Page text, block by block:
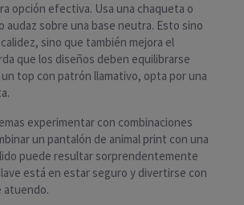
opción efectiva. Usa una chaqueta o
audaz sobre una base neutra. Esto sino
sino que también mejora el
que los diseños deben equilibrarse
top con patrón llamativo, opta por una
experimentar con combinaciones
un pantalón de animal print con una
puede resultar sorprendentemente
está en estar seguro y divertirse con
atuendo.